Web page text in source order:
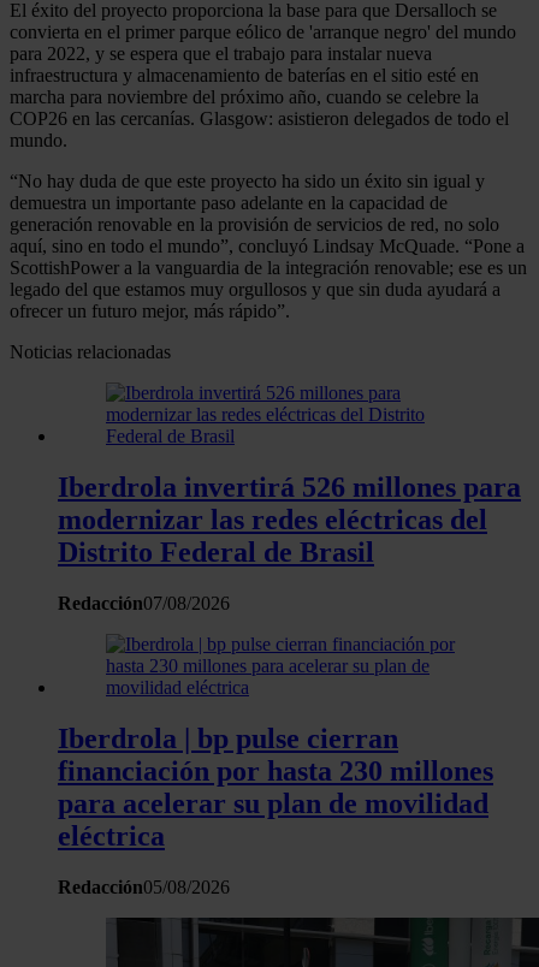
El éxito del proyecto proporciona la base para que Dersalloch se
convierta en el primer parque eólico de 'arranque negro' del mundo
para 2022, y se espera que el trabajo para instalar nueva
infraestructura y almacenamiento de baterías en el sitio esté en
marcha para noviembre del próximo año, cuando se celebre la
COP26 en las cercanías. Glasgow: asistieron delegados de todo el
mundo.
“No hay duda de que este proyecto ha sido un éxito sin igual y
demuestra un importante paso adelante en la capacidad de
generación renovable en la provisión de servicios de red, no solo
aquí, sino en todo el mundo”, concluyó Lindsay McQuade. “Pone a
ScottishPower a la vanguardia de la integración renovable; ese es un
legado del que estamos muy orgullosos y que sin duda ayudará a
ofrecer un futuro mejor, más rápido”.
Noticias relacionadas
Iberdrola invertirá 526 millones para
modernizar las redes eléctricas del
Distrito Federal de Brasil
Redacción07/08/2026
Iberdrola | bp pulse cierran
financiación por hasta 230 millones
para acelerar su plan de movilidad
eléctrica
Redacción05/08/2026